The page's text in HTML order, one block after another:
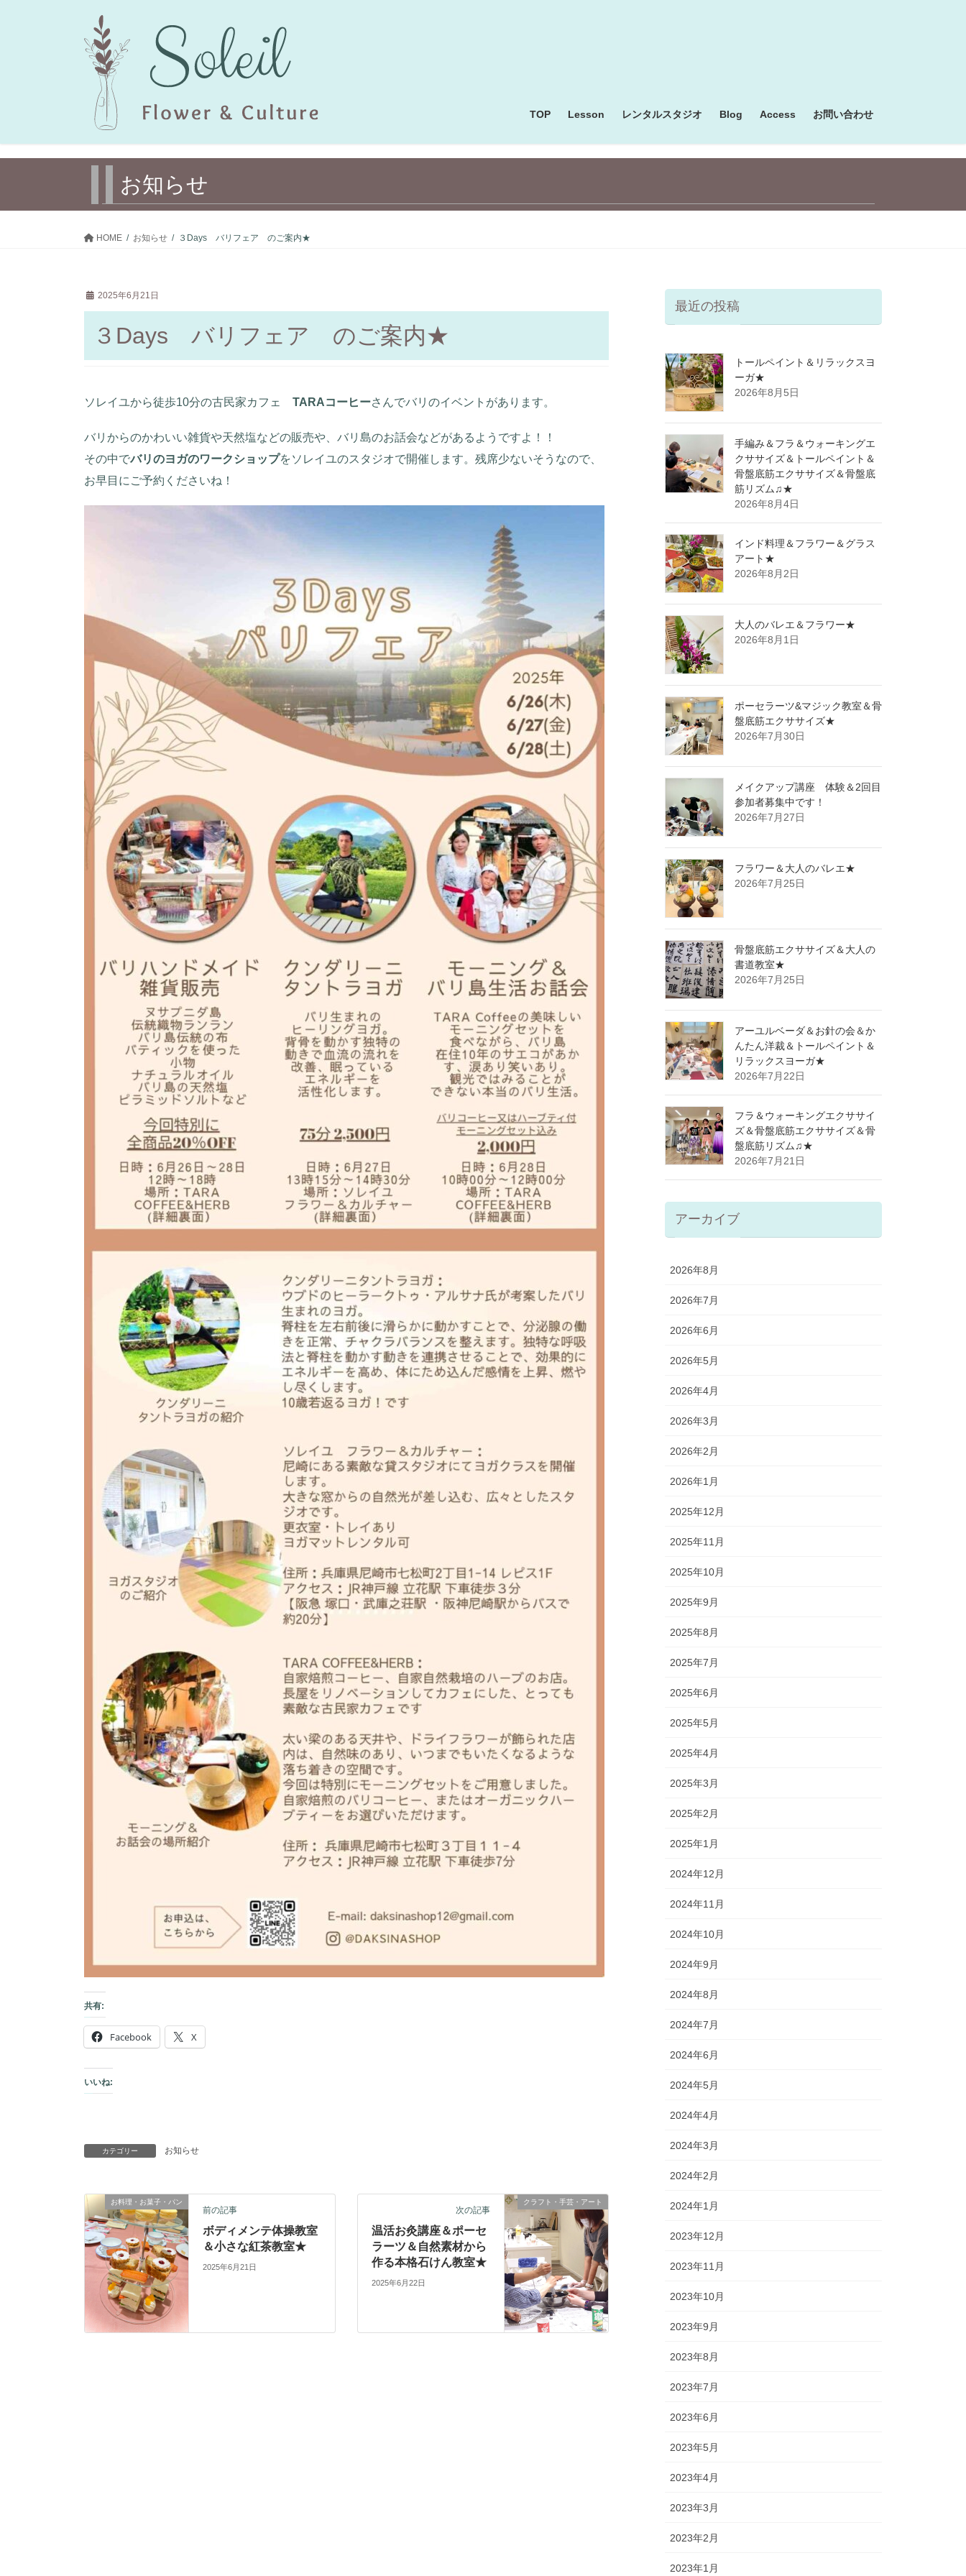
ッ
移
TOP Lesson レンタルスタジオ Blog Access お問い合わせ
お知らせ
HOME お知らせ ３Days バリフェア のご案内★
2025年6月21日
３Days バリフェア のご案内★
ソレイユから徒歩10分の古民家カフェ TARAコーヒーさんでバリのイベントがあります。
バリからのかわいい雑貨や天然塩などの販売や、バリ島のお話会などがあるようですよ！！
その中でバリのヨガのワークショップをソレイユのスタジオで開催します。残席少ないそうなので、
お早目にご予約くださいね！
共有:
Facebook X
いいね:
カテゴリー お知らせ
お料理・お菓子・パン
前の記事
ボディメンテ体操教室
＆小さな紅茶教室★
2025年6月21日
クラフト・ 手芸・アート
次の記事
温活お灸講座＆ポーセ
ラーツ＆自然素材から
作る本格石けん教室★
2025年6月22日
最近の投稿
トールペイント＆リラックスヨ
ーガ★
2026年8月5日
手編み＆フラ＆ウォーキングエ
クササイズ＆トールペイント＆
骨盤底筋エクササイズ＆骨盤底
筋リズム♫★
2026年8月4日
インド料理＆フラワー＆グラス
アート★
2026年8月2日
大人のバレエ＆フラワー★
2026年8月1日
ポーセラーツ&マジック教室＆骨
盤底筋エクササイズ★
2026年7月30日
メイクアップ講座 体験＆2回目
参加者募集中です！
2026年7月27日
フラワー＆大人のバレエ★
2026年7月25日
骨盤底筋エクササイズ＆大人の
書道教室★
2026年7月25日
アーユルベーダ＆お針の会＆か
んたん洋裁＆トールペイント＆
リラックスヨーガ★
2026年7月22日
フラ＆ウォーキングエクササイ
ズ＆骨盤底筋エクササイズ＆骨
盤底筋リズム♫★
2026年7月21日
アーカイブ
2026年8月
2026年7月
2026年6月
2026年5月
2026年4月
2026年3月
2026年2月
2026年1月
2025年12月
2025年11月
2025年10月
2025年9月
2025年8月
2025年7月
2025年6月
2025年5月
2025年4月
2025年3月
2025年2月
2025年1月
2024年12月
2024年11月
2024年10月
2024年9月
2024年8月
2024年7月
2024年6月
2024年5月
2024年4月
2024年3月
2024年2月
2024年1月
2023年12月
2023年11月
2023年10月
2023年9月
2023年8月
2023年7月
2023年6月
2023年5月
2023年4月
2023年3月
2023年2月
2023年1月